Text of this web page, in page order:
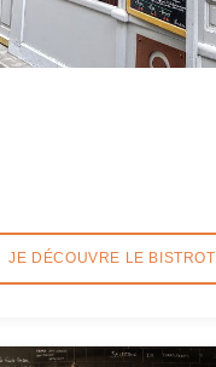
JE DÉCOUVRE LE BISTROT